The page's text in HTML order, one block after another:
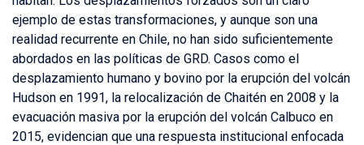
ejemplo de estas transformaciones, y aunque son una
realidad recurrente en Chile, no han sido suficientemente
abordados en las políticas de GRD. Casos como el
desplazamiento humano y bovino por la erupción del volcán
Hudson en 1991, la relocalización de Chaitén en 2008 y la
evacuación masiva por la erupción del volcán Calbuco en
2015, evidencian que una respuesta institucional enfocada